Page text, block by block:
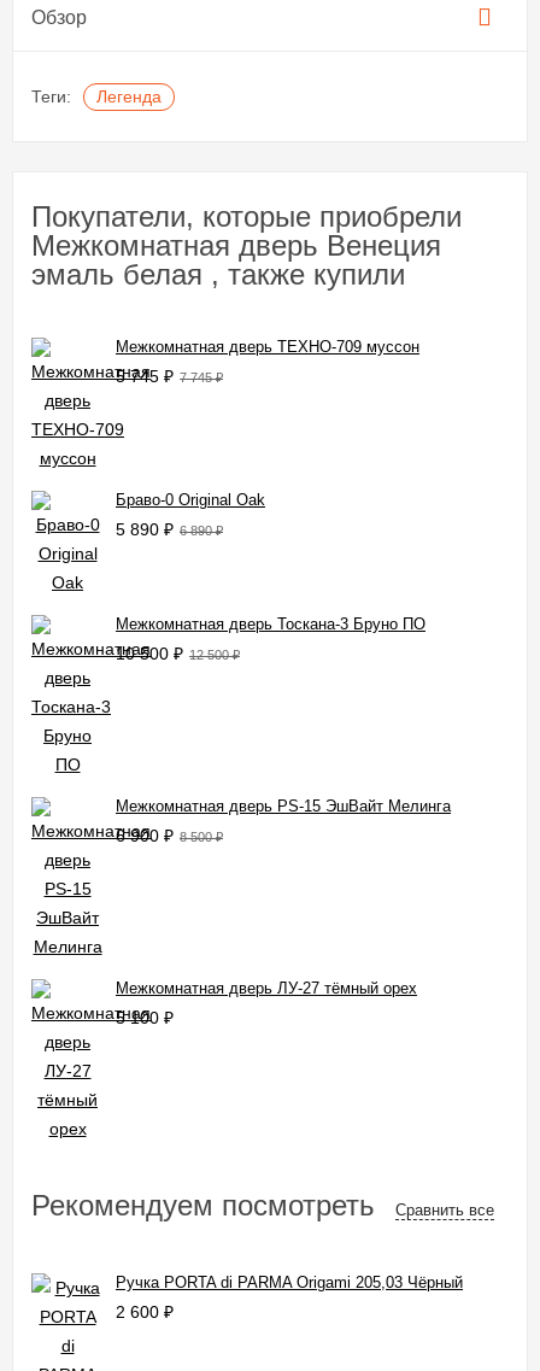
Обзор
Теги: Легенда
Покупатели, которые приобрели
Межкомнатная дверь Венеция
эмаль белая , также купили
Межкомнатная дверь ТЕХНО-709 муссон
5 745 ₽ 7 745₽
Браво-0 Original Oak
5 890 ₽ 6 890₽
Межкомнатная дверь Тоскана-3 Бруно ПО
10 500 ₽ 12 500₽
Межкомнатная дверь PS-15 ЭшВайт Мелинга
6 900 ₽ 8 500₽
Межкомнатная дверь ЛУ-27 тёмный орех
5 100 ₽
Рекомендуем посмотреть Сравнить все
Ручка PORTA di PARMA Origami 205,03 Чёрный
2 600 ₽